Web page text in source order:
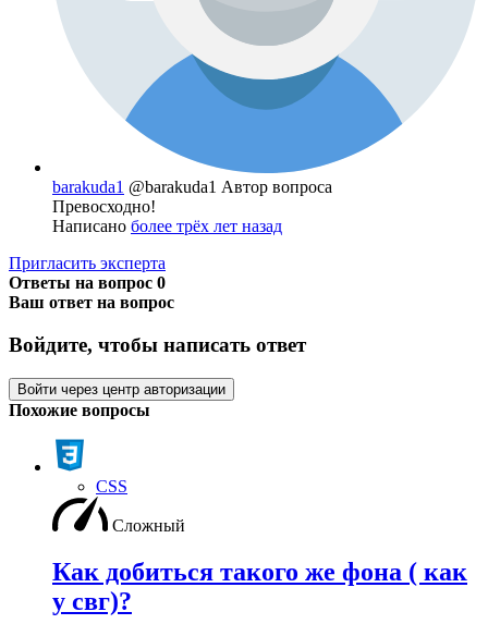
barakuda1 @barakuda1 Автор вопроса
Превосходно!
Написано более трёх лет назад
Пригласить эксперта
Ответы на вопрос 0
Ваш ответ на вопрос
Войдите, чтобы написать ответ
Войти через центр авторизации
Похожие вопросы
CSS
Сложный
Как добиться такого же фона ( как
у свг)?